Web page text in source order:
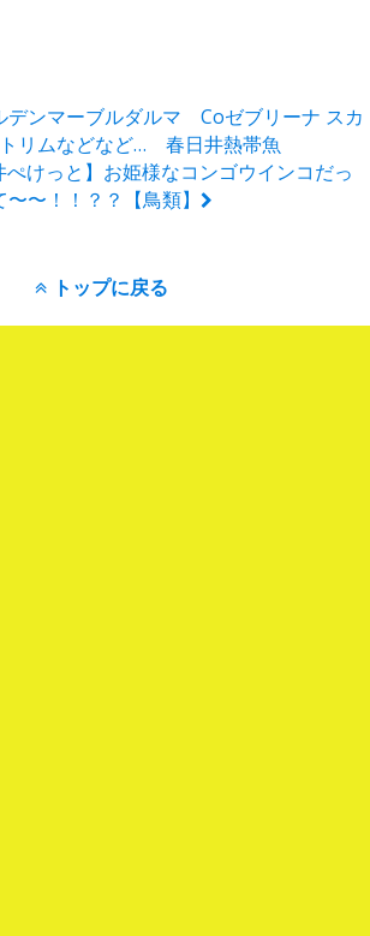
デンマーブルダルマ Coゼブリーナ スカ
リムなどなど… 春日井熱帯魚
ぺけっと】お姫様なコンゴウインコだっ
〜〜！！？？【鳥類】
トップに戻る